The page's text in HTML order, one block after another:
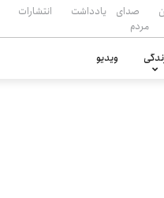
صدای
مردم
یادداشت انتشارات
ویدیو